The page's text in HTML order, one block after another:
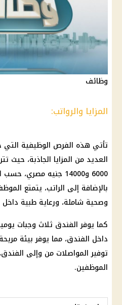
وظائف
المزايا والرواتب:
تأتي هذه الفرص الوظيفية التي
العديد من المزايا الجاذبة، حيث
6000 و14000
جنيه مصري، حسب
بالإضافة إلى الراتب، يتمتع
وصحية شاملة، ورعاية طبية
كما يوفر الفندق ثلاث وجبات
داخل الفندق، مما يوفر بيئة
توفير المواصلات من وإلى
الموظفين.